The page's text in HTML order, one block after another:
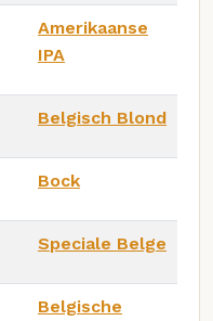
Amerikaanse
IPA
Belgisch Blond
Bock
Speciale Belge
Belgische